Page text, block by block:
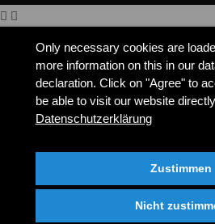
Only necessary cookies are
more information on this in our
declaration. Click on "Agree" to
be able to visit our website
Datenschutzerklärung
Zustimmen
Nicht